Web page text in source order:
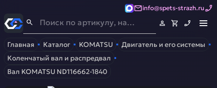
info@spets-strazh.ru
Спец-Страж- Запчасти для спецтехники
Главная Каталог KOMATSU
Двигатель и его системы
Коленчатый вал и распредвал
Вал KOMATSU ND116662-1840